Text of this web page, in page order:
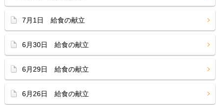
7月1日 給食の献立
6月30日 給食の献立
6月29日 給食の献立
6月26日 給食の献立